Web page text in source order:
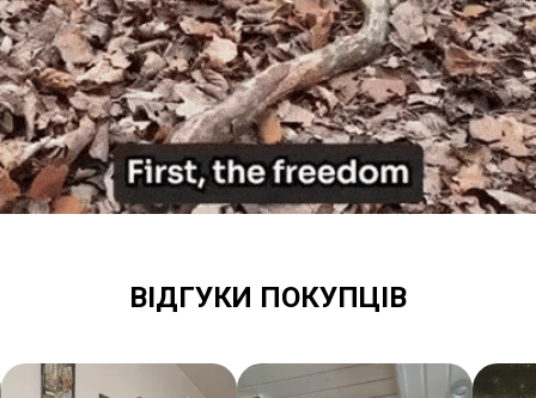
ВІДГУКИ ПОКУПЦІВ